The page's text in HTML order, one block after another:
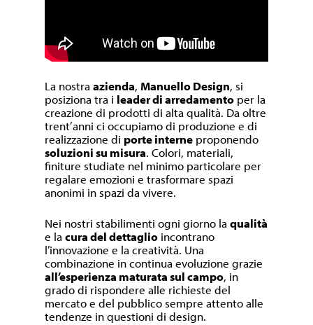
La nostraazienda, Manuello Design, si
posiziona tra i leader di arredamento per la
creazione di prodotti di alta qualità. Da oltre
trent’anni ci occupiamo di produzione e di
realizzazione di porte interne proponendo
soluzioni su misura. Colori, materiali,
finiture studiate nel minimo particolare per
regalare emozioni e trasformare spazi
anonimi in spazi da vivere.
Nei nostri stabilimenti ogni giorno laqualità
e lacura del dettaglio incontrano
l’innovazione e la creatività. Una
combinazione in continua evoluzione grazie
all’esperienza maturata sul campo, in
grado di rispondere alle richieste del
mercato e del pubblico sempre attento alle
tendenze in questioni di design.